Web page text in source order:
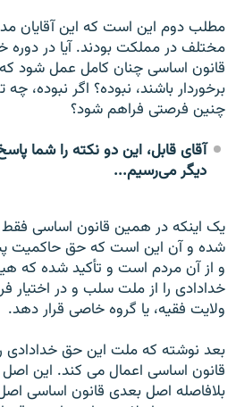
مطلب دوم این است که این آقایان
مختلف در مملکت بودند. آیا در
قانون اساسی چنان کامل عمل شود
برخوردار باشند، نبوده؟ اگر
چنین فرصتی فراهم شود؟
آقای قابل، این دو نکته را شما
دیگر می‌رسیم...
یک اینکه در همین قانون اساسی
شده و آن این است که حق حاکمیت
و از آن مردم است و تأکید شده که
خدادادی را از ملت سلب و در اختیار
ولایت فقیه، یا گروه خاصی قرار دهد.
بعد نوشته که ملت این حق خدادادی